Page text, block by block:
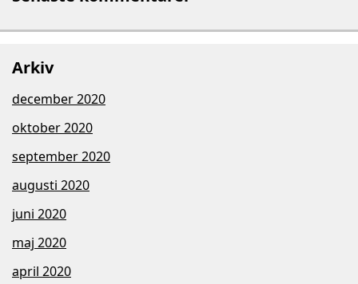
Arkiv
december 2020
oktober 2020
september 2020
augusti 2020
juni 2020
maj 2020
april 2020